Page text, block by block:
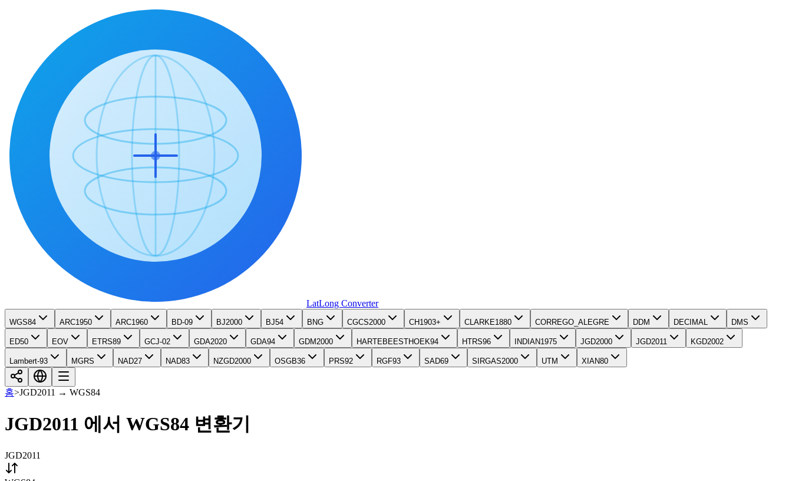
LatLong Converter
WGS84 ARC1950 ARC1960 BD-09 BJ2000 BJ54 BNG CGCS2000 CH1903+ CLARKE1880 CORREGO_ALEGRE DDM DECIMAL DMS
ED50 EOV ETRS89 GCJ-02 GDA2020 GDA94 GDM2000 HARTEBEESTHOEK94 HTRS96 INDIAN1975 JGD2000 JGD2011 KGD2002
Lambert-93 MGRS NAD27 NAD83 NZGD2000 OSGB36 PRS92 RGF93 SAD69 SIRGAS2000 UTM XIAN80
홈>JGD2011 → WGS84
JGD2011 에서 WGS84 변환기
JGD2011